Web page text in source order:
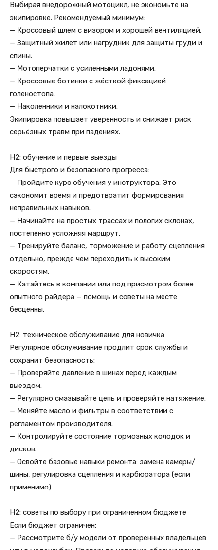
Выбирая внедорожный мотоцикл, не экономьте на
экипировке. Рекомендуемый минимум:
— Кроссовый шлем с визором и хорошей вентиляцией.
— Защитный жилет или нагрудник для защиты груди и
спины.
— Мотоперчатки с усиленными ладонями.
— Кроссовые ботинки с жёсткой фиксацией
голеностопа.
— Наколенники и налокотники.
Экипировка повышает уверенность и снижает риск
серьёзных травм при падениях.
H2: обучение и первые выезды
Для быстрого и безопасного прогресса:
— Пройдите курс обучения у инструктора. Это
сэкономит время и предотвратит формирования
неправильных навыков.
— Начинайте на простых трассах и пологих склонах,
постепенно усложняя маршрут.
— Тренируйте баланс, торможение и работу сцепления
отдельно, прежде чем переходить к высоким
скоростям.
— Катайтесь в компании или под присмотром более
опытного райдера — помощь и советы на месте
бесценны.
H2: техническое обслуживание для новичка
Регулярное обслуживание продлит срок службы и
сохранит безопасность:
— Проверяйте давление в шинах перед каждым
выездом.
— Регулярно смазывайте цепь и проверяйте натяжение.
— Меняйте масло и фильтры в соответствии с
регламентом производителя.
— Контролируйте состояние тормозных колодок и
дисков.
— Освойте базовые навыки ремонта: замена камеры/
шины, регулировка сцепления и карбюратора (если
применимо).
H2: советы по выбору при ограниченном бюджете
Если бюджет ограничен:
— Рассмотрите б/у модели от проверенных владельцев